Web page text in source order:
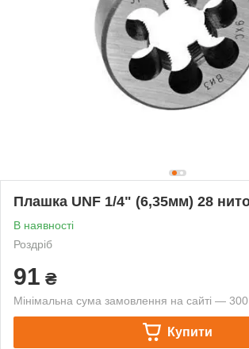
Плашка UNF 1/4" (6,35мм) 28
В наявності
Роздріб
91 ₴
Мінімальна сума замовлення на сайті —
Купити